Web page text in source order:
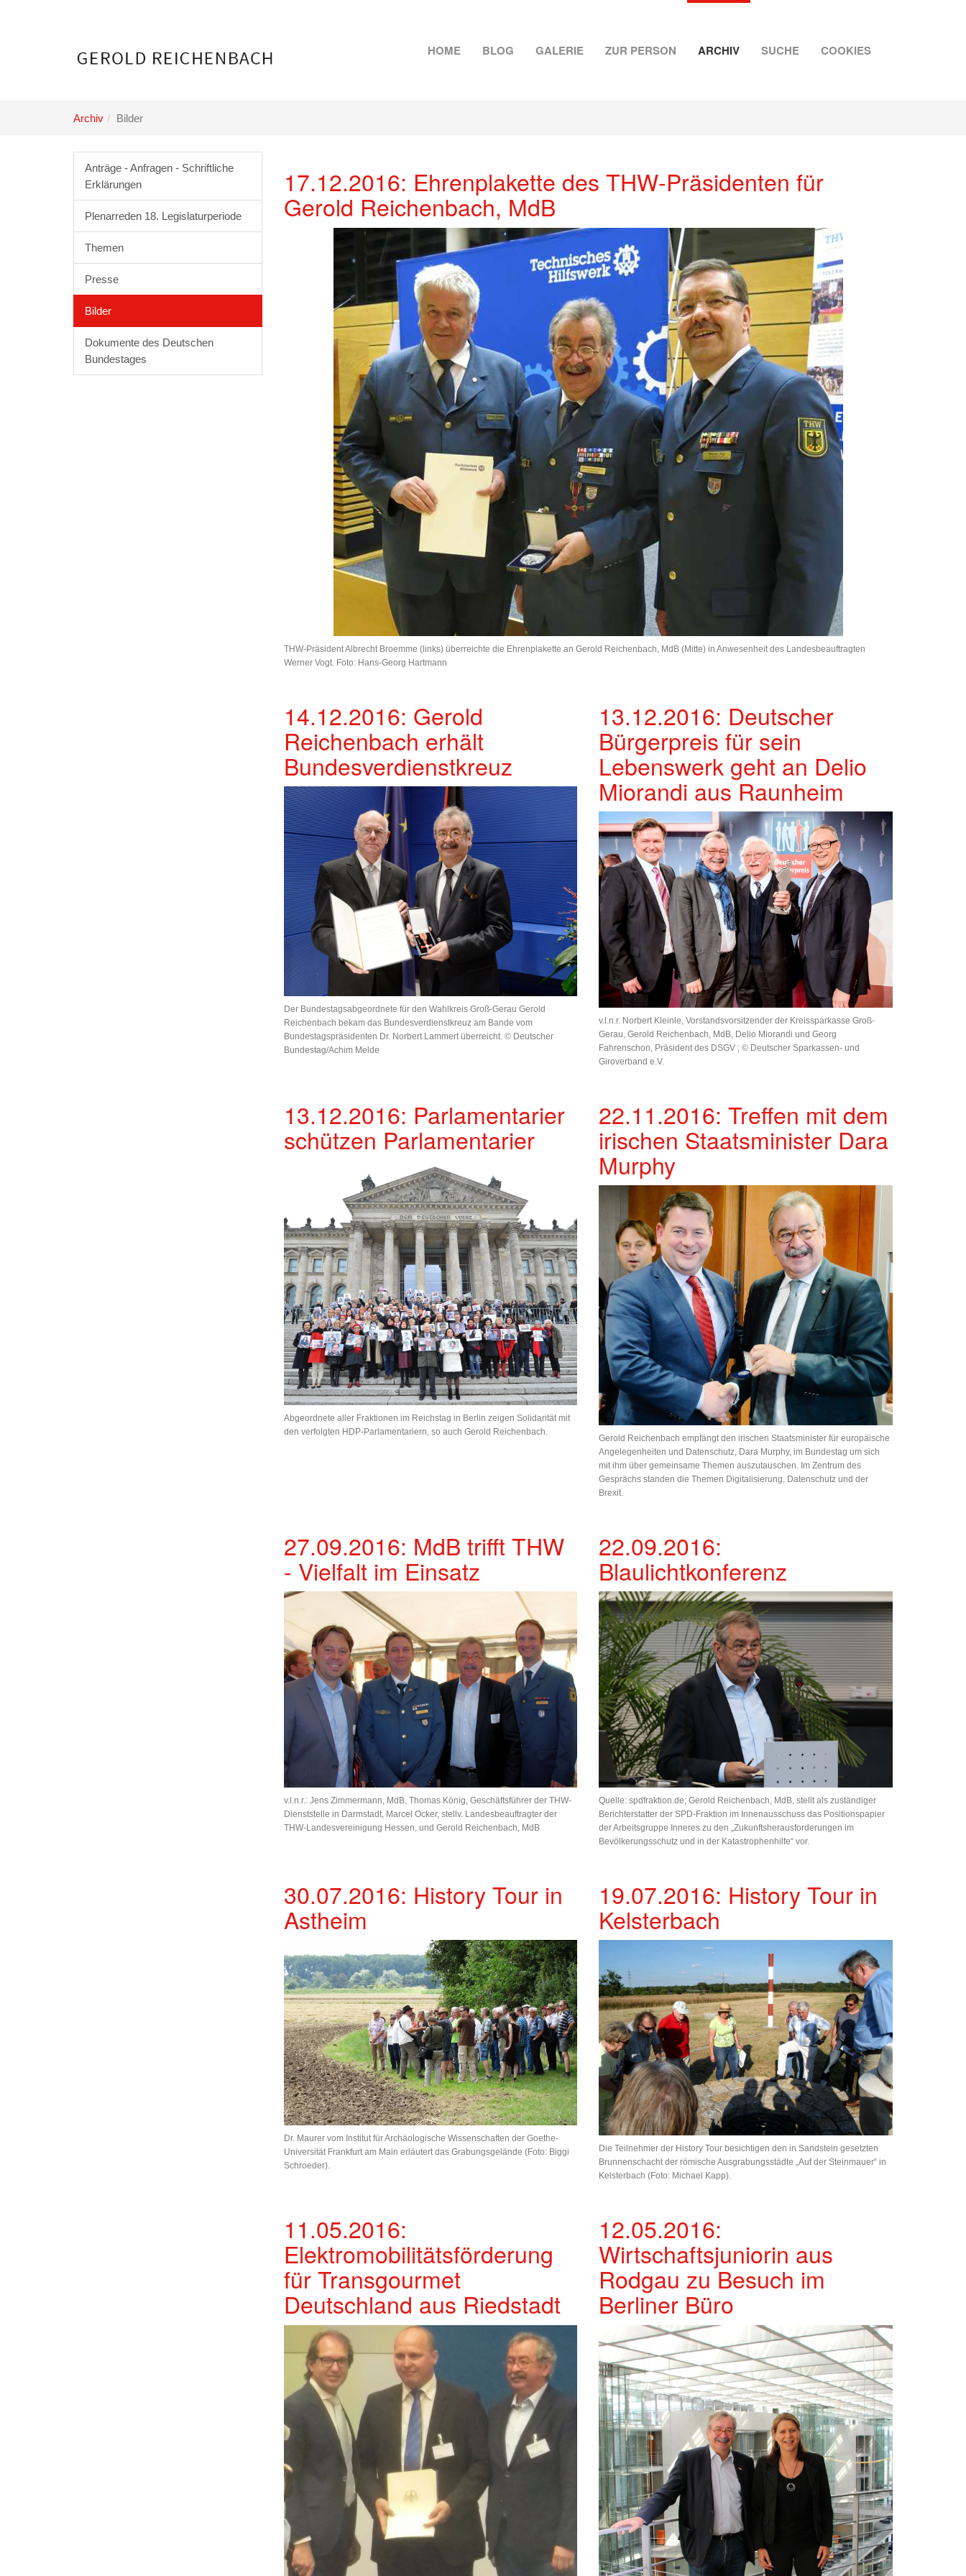
HOME BLOG GALERIE ZUR PERSON ARCHIV SUCHE COOKIES
Archiv Bilder
Anträge - Anfragen - Schriftliche
Erklärungen
Plenarreden 18. Legislaturperiode
Themen
Presse
Bilder
Dokumente des Deutschen
Bundestages
17.12.2016: Ehrenplakette des THW-Präsidenten für
Gerold Reichenbach, MdB
THW-Präsident Albrecht Broemme (links) überreichte die Ehrenplakette an Gerold Reichenbach, MdB (Mitte) in Anwesenheit des Landesbeauftragten
Werner Vogt. Foto: Hans-Georg Hartmann
14.12.2016: Gerold
Reichenbach erhält
Bundesverdienstkreuz
Der Bundestagsabgeordnete für den Wahlkreis Groß-Gerau Gerold
Reichenbach bekam das Bundesverdienstkreuz am Bande vom
Bundestagspräsidenten Dr. Norbert Lammert überreicht. © Deutscher
Bundestag/Achim Melde
13.12.2016: Deutscher
Bürgerpreis für sein
Lebenswerk geht an Delio
Miorandi aus Raunheim
v.l.n.r. Norbert Kleinle, Vorstandsvorsitzender der Kreissparkasse Groß-
Gerau, Gerold Reichenbach, MdB, Delio Miorandi und Georg
Fahrenschon, Präsident des DSGV ; © Deutscher Sparkassen- und
Giroverband e.V.
13.12.2016: Parlamentarier
schützen Parlamentarier
Abgeordnete aller Fraktionen im Reichstag in Berlin zeigen Solidarität mit
den verfolgten HDP-Parlamentariern, so auch Gerold Reichenbach.
22.11.2016: Treffen mit dem
irischen Staatsminister Dara
Murphy
Gerold Reichenbach empfängt den irischen Staatsminister für europäische
Angelegenheiten und Datenschutz, Dara Murphy, im Bundestag um sich
mit ihm über gemeinsame Themen auszutauschen. Im Zentrum des
Gesprächs standen die Themen Digitalisierung, Datenschutz und der
Brexit.
27.09.2016: MdB trifft THW
- Vielfalt im Einsatz
v.l.n.r.: Jens Zimmermann, MdB, Thomas König, Geschäftsführer der THW-
Dienststelle in Darmstadt, Marcel Ocker, stellv. Landesbeauftragter der
THW-Landesvereinigung Hessen, und Gerold Reichenbach, MdB
22.09.2016:
Blaulichtkonferenz
Quelle: spdfraktion.de; Gerold Reichenbach, MdB, stellt als zuständiger
Berichterstatter der SPD-Fraktion im Innenausschuss das Positionspapier
der Arbeitsgruppe Inneres zu den „Zukunftsherausforderungen im
Bevölkerungsschutz und in der Katastrophenhilfe“ vor.
30.07.2016: History Tour in
Astheim
Dr. Maurer vom Institut für Archäologische Wissenschaften der Goethe-
Universität Frankfurt am Main erläutert das Grabungsgelände (Foto: Biggi
Schroeder).
19.07.2016: History Tour in
Kelsterbach
Die Teilnehmer der History Tour besichtigen den in Sandstein gesetzten
Brunnenschacht der römische Ausgrabungsstädte „Auf der Steinmauer“ in
Kelsterbach (Foto: Michael Kapp).
11.05.2016:
Elektromobilitätsförderung
für Transgourmet
Deutschland aus Riedstadt
12.05.2016:
Wirtschaftsjuniorin aus
Rodgau zu Besuch im
Berliner Büro